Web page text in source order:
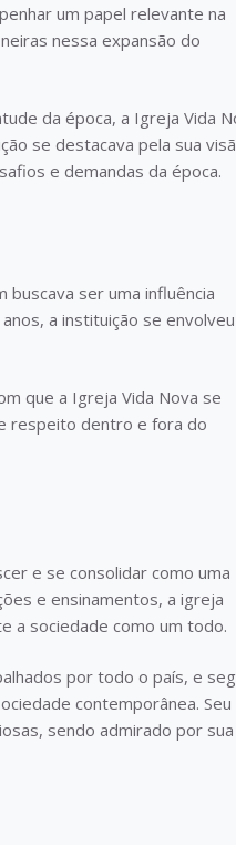
um papel relevante na
nessa expansão do
da época, a Igreja Vida
se destacava pela sua
e demandas da época.
ser uma influência
a instituição se envolveu
que a Igreja Vida Nova se
respeito dentro e fora do
e se consolidar como uma
e ensinamentos, a igreja
a sociedade como um todo.
por todo o país, e
contemporânea. Seu
sendo admirado por sua